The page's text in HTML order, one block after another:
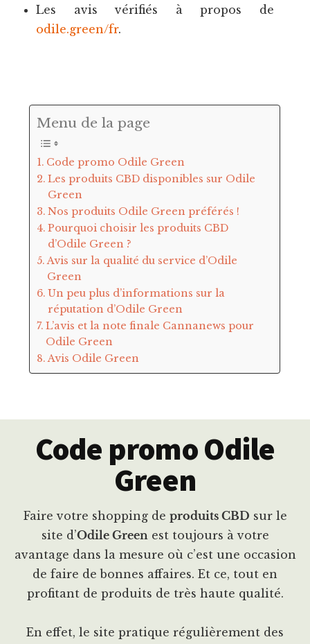
Les avis vérifiés à propos de
odile.green/fr.
Menu de la page
Code promo Odile Green
Les produits CBD disponibles sur Odile
Green
Nos produits Odile Green préférés !
Pourquoi choisir les produits CBD
d’Odile Green ?
Avis sur la qualité du service d’Odile
Green
Un peu plus d’informations sur la
réputation d’Odile Green
L’avis et la note finale Cannanews pour
Odile Green
Avis Odile Green
Code promo Odile
Green
Faire votre shopping de produits CBD sur le
site d’Odile Greenest toujours à votre
avantage dans la mesure où c’est une occasion
de faire de bonnes affaires. Et ce, tout en
profitant de produits de très haute qualité.
En effet, le site pratique régulièrement des